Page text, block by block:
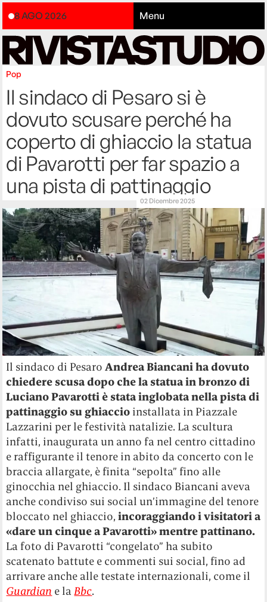
8 AGO 2026 Menu
Pop
Il sindaco di Pesaro si è
dovuto scusare perché ha
coperto di ghiaccio la statua
di Pavarotti per far spazio a
una pista di pattinaggio
02 Dicembre 2025
Il sindaco di PesaroAndrea Biancani ha dovuto
chiedere scusa dopo che la statua in bronzo di
Luciano Pavarotti è stata inglobata nella pista di
pattinaggio su ghiaccio installata in Piazzale
Lazzarini per le festività natalizie. La scultura
infatti, inaugurata un anno fa nel centro cittadino
e raffigurante il tenore in abito da concerto con le
braccia allargate, è finita “sepolta” fino alle
ginocchia nel ghiaccio. Il sindaco Biancani aveva
anche condiviso sui social un’immagine del tenore
bloccato nel ghiaccio, incoraggiando i visitatori a
«dare un cinque a Pavarotti» mentre pattinano.
La foto di Pavarotti “congelato” ha subito
scatenato battute e commenti sui social, fino ad
arrivare anche alle testate internazionali, come il
Guardian e laBbc.